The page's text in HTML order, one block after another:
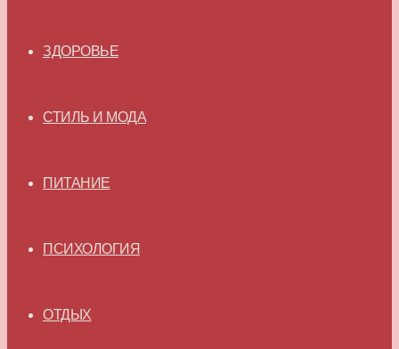
ЗДОРОВЬЕ
СТИЛЬ И МОДА
ПИТАНИЕ
ПСИХОЛОГИЯ
ОТДЫХ